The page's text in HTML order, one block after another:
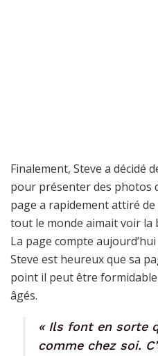
Finalement, Steve a décidé
pour présenter des photos
page a rapidement attiré de
tout le monde aimait voir la
La page compte
Steve est heureux que sa
point il peut être formidable
âgés.
« Ils font en sorte
comme chez soi.